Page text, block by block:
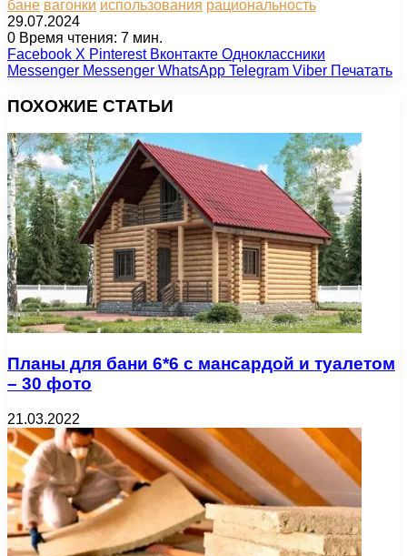
бане вагонки использования рациональность
29.07.2024
0 Время чтения: 7 мин.
Facebook X Pinterest Вконтакте Одноклассники
Messenger Messenger WhatsApp Telegram Viber Печатать
ПОХОЖИЕ СТАТЬИ
Планы для бани 6*6 с мансардой и туалетом
– 30 фото
21.03.2022